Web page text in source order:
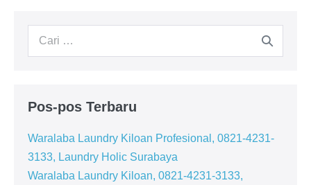
Pencarian
Pos-pos Terbaru
Waralaba Laundry Kiloan Profesional, 0821-4231-
3133, Laundry Holic Surabaya
Waralaba Laundry Kiloan, 0821-4231-3133,